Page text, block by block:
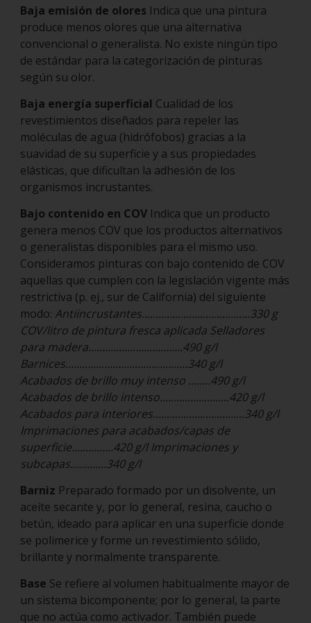
Baja emisión de olores Indica que una pintura
produce menos olores que una alternativa
convencional o generalista. No existe ningún tipo
de estándar para la categorización de pinturas
según su olor.
Baja energía superficial Cualidad de los
revestimientos diseñados para repeler las
moléculas de agua (hidrófobos) gracias a la
suavidad de su superficie y a sus propiedades
elásticas, que dificultan la adhesión de los
organismos incrustantes.
Bajo contenido en COV Indica que un producto
genera menos COV que los productos alternativos
o generalistas disponibles para el mismo uso.
Consideramos pinturas con bajo contenido de COV
aquellas que cumplen con la legislación vigente más
restrictiva (p. ej., sur de California) del siguiente
modo: Antiincrustantes.......................................330 g
COV/litro de pintura fresca aplicada Selladores
para madera..................................490 g/l
Barnices............................................340 g/l
Acabados de brillo muy intenso ........490 g/l
Acabados de brillo intenso.........................420 g/l
Acabados para interiores.................................340 g/l
Imprimaciones para acabados/capas de
superficie...............420 g/l Imprimaciones y
subcapas.............340 g/l
Barniz Preparado formado por un disolvente, un
aceite secante y, por lo general, resina, caucho o
betún, ideado para aplicar en una superficie donde
se polimerice y forme un revestimiento sólido,
brillante y normalmente transparente.
Base Se refiere al volumen habitualmente mayor de
un sistema bicomponente; por lo general, la parte
que no actúa como activador. También puede